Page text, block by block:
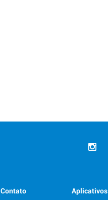
Aplicativos
Contato